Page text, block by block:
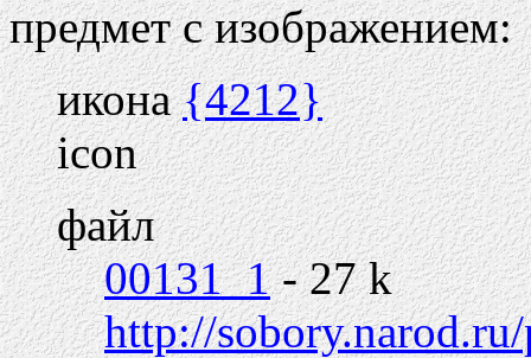
предмет с изображением:
икона{4212}
icon
файл
00131_1- 27 k
http://